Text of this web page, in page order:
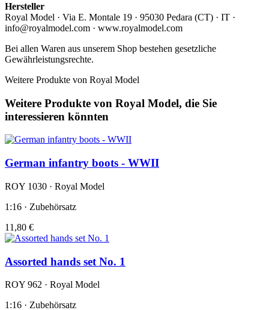
Hersteller
Royal Model · Via E. Montale 19 · 95030 Pedara (CT) · IT ·
info@royalmodel.com · www.royalmodel.com
Bei allen Waren aus unserem Shop bestehen gesetzliche
Gewährleistungsrechte.
Weitere Produkte von Royal Model
Weitere Produkte von Royal Model, die Sie
interessieren könnten
German infantry boots - WWII
ROY 1030 · Royal Model
1:16 · Zubehörsatz
11,80 €
Assorted hands set No. 1
ROY 962 · Royal Model
1:16 · Zubehörsatz